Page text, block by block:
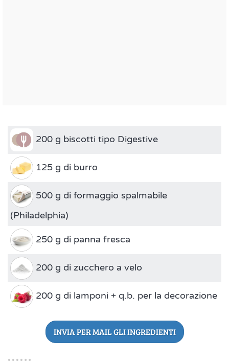
200 g biscotti tipo Digestive
125 g di burro
500 g di formaggio spalmabile
(Philadelphia)
250 g di panna fresca
200 g di zucchero a velo
200 g di lamponi + q.b. per la decorazione
INVIA PER MAIL GLI INGREDIENTI